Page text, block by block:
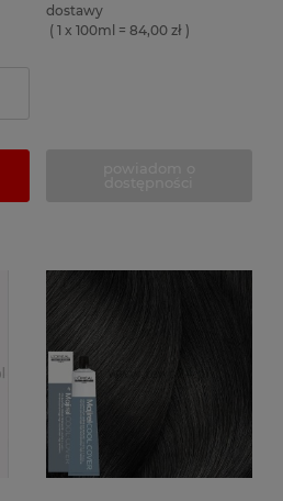
dostawy
( 1 x 100ml = 84,00 zł )